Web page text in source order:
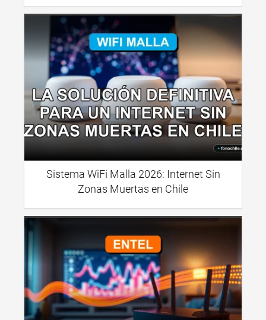
Sistema WiFi Malla 2026: Internet Sin
Zonas Muertas en Chile